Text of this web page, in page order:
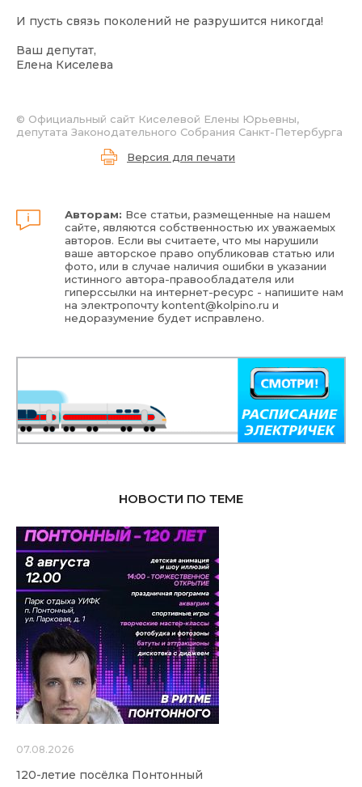
И пусть связь поколений не разрушится никогда!
Ваш депутат,
Елена Киселева
© Официальный сайт Киселевой Елены Юрьевны,
депутата Законодательного Собрания Санкт-Петербурга
Версия для печати
Авторам: Все статьи, размещенные на нашем
сайте, являются собственностью их уважаемых
авторов. Если вы считаете, что мы нарушили
ваше авторское право опубликовав статью или
фото, или в случае наличия ошибки в указании
истинного автора-правообладателя или
гиперссылки на интернет-ресурс - напишите нам
на электропочтуkontent@kolpino.ru и
недоразумение будет исправлено.
НОВОСТИ ПО ТЕМЕ
07.08.2026
120-летие посёлка Понтонный